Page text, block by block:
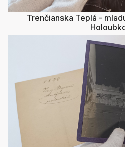
Trenčianska Teplá -